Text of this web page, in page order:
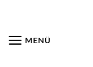
MENÜ